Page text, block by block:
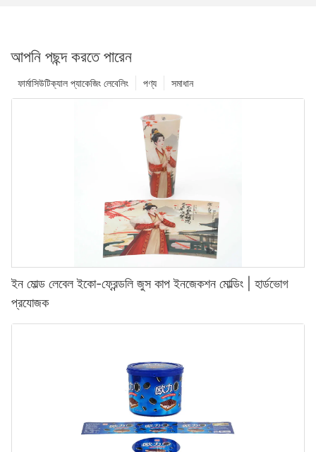
আপনি পছন্দ করতে পারেন
সমাধান
পণ্য
ফার্মাসিউটিক্যাল প্যাকেজিং লেবেলিং
ইন মোল্ড লেবেল ইকো-ফ্রেন্ডলি জুস কাপ ইনজেকশন মোল্ডিং | হার্ডভোগ
প্রযোজক